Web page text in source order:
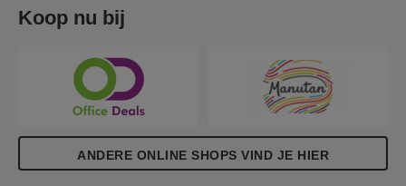
Koop nu bij
ANDERE ONLINE SHOPS VIND JE HIER